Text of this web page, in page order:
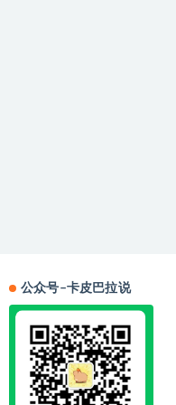
公众号–卡皮巴拉说